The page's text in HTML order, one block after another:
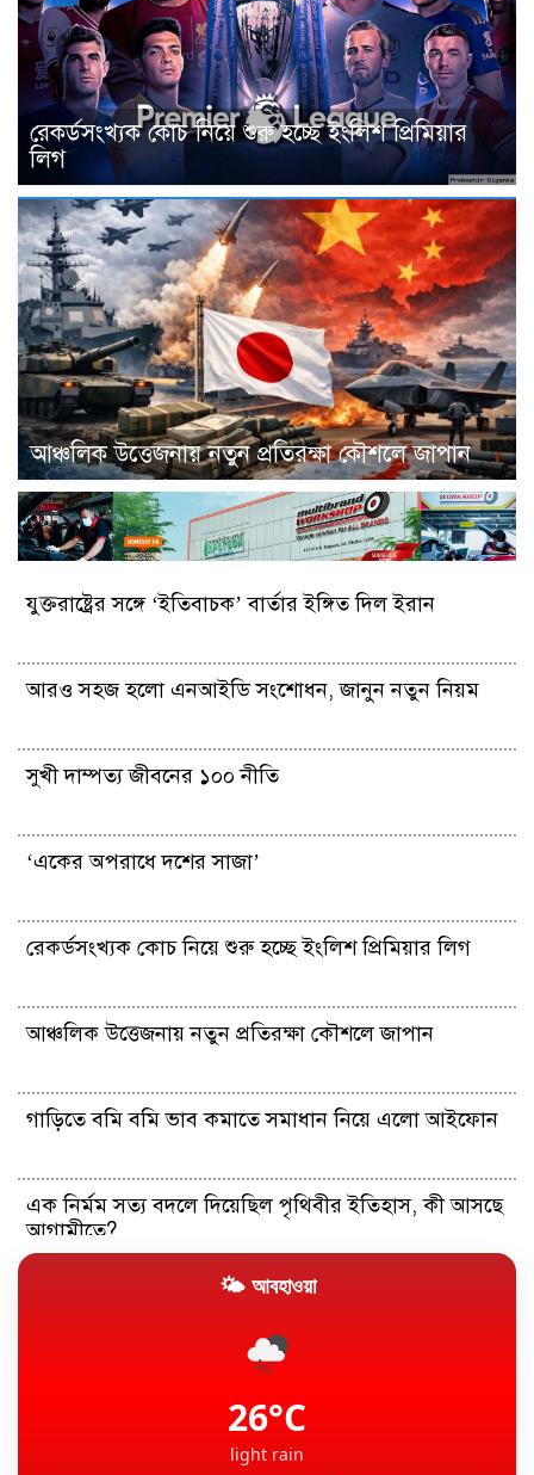
রেকর্ডসংখ্যক কোচ নিয়ে শুরু হচ্ছে ইংলিশ প্রিমিয়ার
লিগ
আঞ্চলিক উত্তেজনায় নতুন প্রতিরক্ষা কৌশলে জাপান
যুক্তরাষ্ট্রের সঙ্গে ‘ইতিবাচক’ বার্তার ইঙ্গিত দিল ইরান
আরও সহজ হলো এনআইডি সংশোধন, জানুন নতুন নিয়ম
সুখী দাম্পত্য জীবনের ১০০ নীতি
‘একের অপরাধে দশের সাজা’
রেকর্ডসংখ্যক কোচ নিয়ে শুরু হচ্ছে ইংলিশ প্রিমিয়ার লিগ
আঞ্চলিক উত্তেজনায় নতুন প্রতিরক্ষা কৌশলে জাপান
গাড়িতে বমি বমি ভাব কমাতে সমাধান নিয়ে এলো আইফোন
এক নির্মম সত্য বদলে দিয়েছিল পৃথিবীর ইতিহাস, কী আসছে
আগামীতে?
জুলাইয়ে উল্লেখযোগ্য হারে বেড়েছে চীনের আমদানি-রপ্তানি
মশা দমনে যুক্তরাষ্ট্রে নতুন উদ্যোগ, ছাড়া হবে ৬ লাখ মশা
🌤 আবহাওয়া
26°C
light rain